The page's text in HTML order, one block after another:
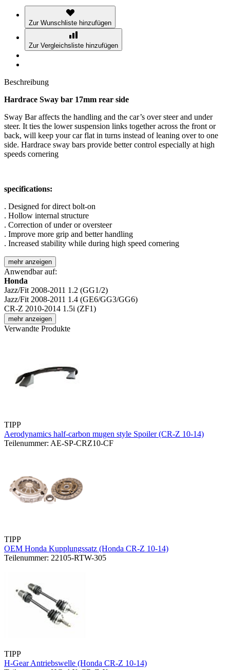
Zur Wunschliste hinzufügen
Zur Vergleichsliste hinzufügen
Beschreibung
Hardrace Sway bar 17mm rear side
Sway Bar affects the handling and the car’s over steer and under
steer. It ties the lower suspension links together across the front or
back, will keep your car flat in turns instead of leaning over to one
side. Hardrace sway bars provide better control especially at high
speeds cornering
specifications:
. Designed for direct bolt-on
. Hollow internal structure
. Correction of under or oversteer
. Improve more grip and better handling
. Increased stability while during high speed cornering
mehr anzeigen
Anwendbar auf:
Honda
Jazz/Fit 2008-2011 1.2 (GG1/2)
Jazz/Fit 2008-2011 1.4 (GE6/GG3/GG6)
CR-Z 2010-2014 1.5i (ZF1)
mehr anzeigen
Verwandte Produkte
TIPP
Aerodynamics half-carbon mugen style Spoiler (CR-Z 10-14)
Teilenummer: AE-SP-CRZ10-CF
TIPP
OEM Honda Kupplungssatz (Honda CR-Z 10-14)
Teilenummer: 22105-RTW-305
TIPP
H-Gear Antriebswelle (Honda CR-Z 10-14)